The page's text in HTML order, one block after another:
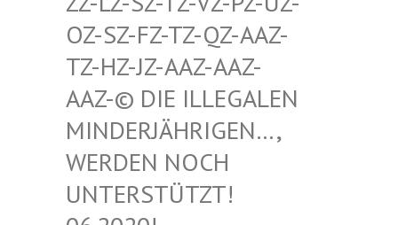
SZ-FZ-TZ-QZ-AAZ-TZ-
HZ-JZ-AAZ-AAZ-AAZ
-© DIE ILLEGALEN MIN
DERJÄHRIGEN…, WER
DEN NOCH UNT
ERSTÜTZT! 06.